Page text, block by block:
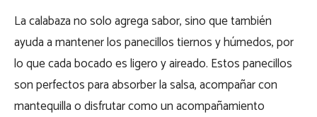
La calabaza no solo agrega sabor, sino que también
ayuda a mantener los panecillos tiernos y húmedos, por
lo que cada bocado es ligero y aireado. Estos panecillos
son perfectos para absorber la salsa, acompañar con
mantequilla o disfrutar como un acompañamiento